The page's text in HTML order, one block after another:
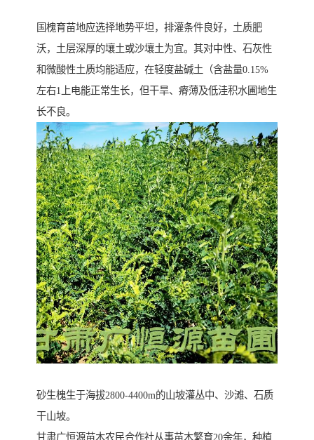
国槐育苗地应选择地势平坦，排灌条件良好，土质肥
沃，土层深厚的壤土或沙壤土为宜。其对中性、石灰性
和微酸性土质均能适应，在轻度盐碱土（含盐量0.15%
左右1上电能正常生长，但干旱、瘠薄及低洼积水圃地生
长不良。
砂生槐生于海拔2800-4400m的山坡灌丛中、沙滩、石质
干山坡。
甘肃广恒源苗木农民合作社从事苗木繁育20余年，种植